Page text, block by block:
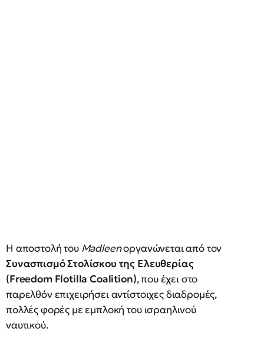
Η αποστολή του Madleenοργανώνεται από τον
Συνασπισμό Στολίσκου της Ελευθερίας
(Freedom Flotilla Coalition), που έχει στο
παρελθόν επιχειρήσει αντίστοιχες διαδρομές,
πολλές φορές με εμπλοκή του ισραηλινού
ναυτικού.